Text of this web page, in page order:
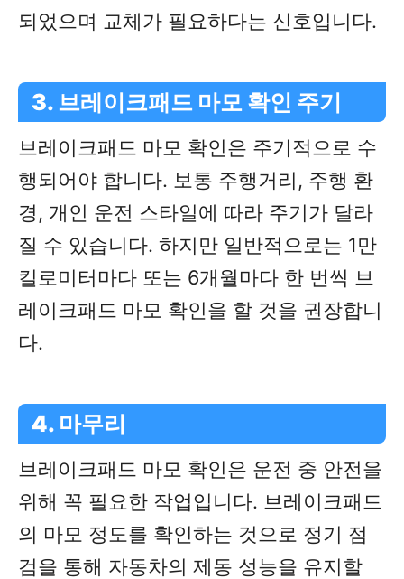
되었으며 교체가 필요하다는 신호입니다.
3. 브레이크패드 마모 확인 주기
브레이크패드 마모 확인은 주기적으로 수
행되어야 합니다. 보통 주행거리, 주행 환
경, 개인 운전 스타일에 따라 주기가 달라
질 수 있습니다. 하지만 일반적으로는 1만
킬로미터마다 또는 6개월마다 한 번씩 브
레이크패드 마모 확인을 할 것을 권장합니
다.
4. 마무리
브레이크패드 마모 확인은 운전 중 안전을
위해 꼭 필요한 작업입니다. 브레이크패드
의 마모 정도를 확인하는 것으로 정기 점
검을 통해 자동차의 제동 성능을 유지할